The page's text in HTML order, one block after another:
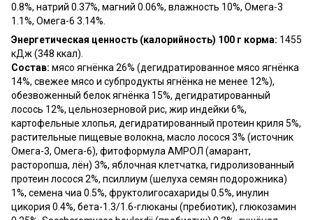
0.8%, натрий 0.37%, магний 0.06%, влажность 10%, Омега-3
1.1%, Омега-6 3.14%.
Энергетическая ценность (калорийность) 100 г корма: 1455
кДж (348 ккал).
Состав: мясо ягнёнка 26% (дегидратированное мясо ягнёнка
14%, свежее мясо и субпродукты ягнёнка не менее 12%),
обезвоженный белок ягнёнка 15%, дегидратированный
лосось 12%, цельнозерновой рис, жир индейки 6%,
картофельные хлопья, дегидратированный протеин криля 5%,
растительные пищевые волокна, масло лосося 3% (источник
Омега-3, Омега-6), фитоформула АМРОЛ (амарант,
расторопша, лён) 3%, яблочная клетчатка, гидролизованный
протеин лосося 2%, псиллиум (шелуха семян подорожника)
1%, семена чиа 0.5%, фруктолигосахариды 0.5%, инулин
цикория 0.4%, бета-1.3/1.6-глюканы (пребиотик), глюкозамин